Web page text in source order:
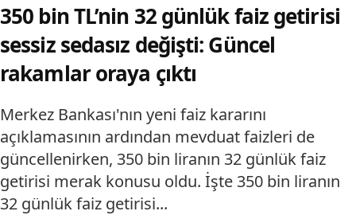
350 bin TL’nin 32 günlük faiz getirisi
sessiz sedasız değişti: Güncel
rakamlar oraya çıktı
Merkez Bankası'nın yeni faiz kararını
açıklamasının ardından mevduat faizleri de
güncellenirken, 350 bin liranın 32 günlük faiz
getirisi merak konusu oldu. İşte 350 bin liranın
32 günlük faiz getirisi...